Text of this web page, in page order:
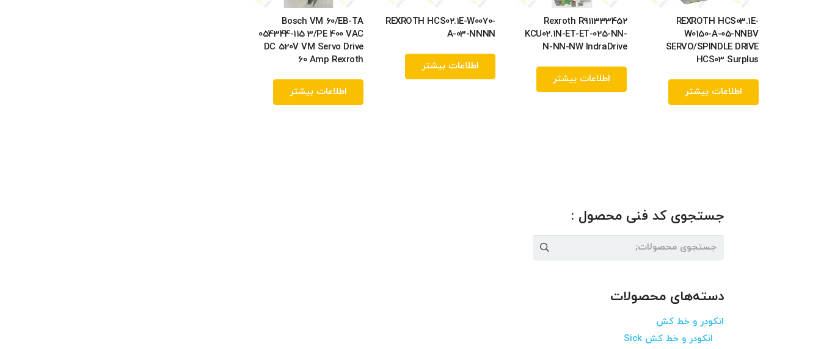
REXROTH HCS03.1E-
W0150-A-05-NNBV
SERVO/SPINDLE DRIVE
HCS03 Surplus
اطلاعات بیشتر
Rexroth R911333452
KCU02.1N-ET-ET-025-NN-
N-NN-NW IndraDrive
اطلاعات بیشتر
REXROTH HCS02.1E-W0070-
A-03-NNNN
اطلاعات بیشتر
Bosch VM 60/EB-TA
054344-115 3/PE 400 VAC
DC 520V VM Servo Drive
60 Amp Rexroth
اطلاعات بیشتر
جستجوی کد فنی محصول :
جستجو
برای:
دسته‌های محصولات
انکودر و خط کش
انکودر و خط کش Sick